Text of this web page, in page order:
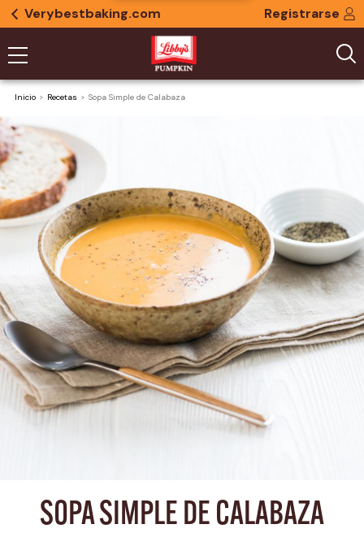
Verybestbaking.com Registrarse
Inicio Recetas Sopa Simple de Calabaza
SOPA SIMPLE DE CALABAZA